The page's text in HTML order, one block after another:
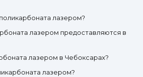
лазером?
лазером предоставляются в
лазером в Чебоксарах?
лазером?